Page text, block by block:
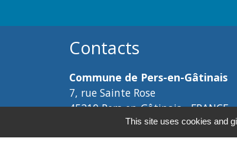
Contacts
Commune de Pers-en-Gâtinais
7, rue Sainte Rose
45210 Pers-en-Gâtinais - FRANCE
+33 2 38 90 97 11This site uses cookies and